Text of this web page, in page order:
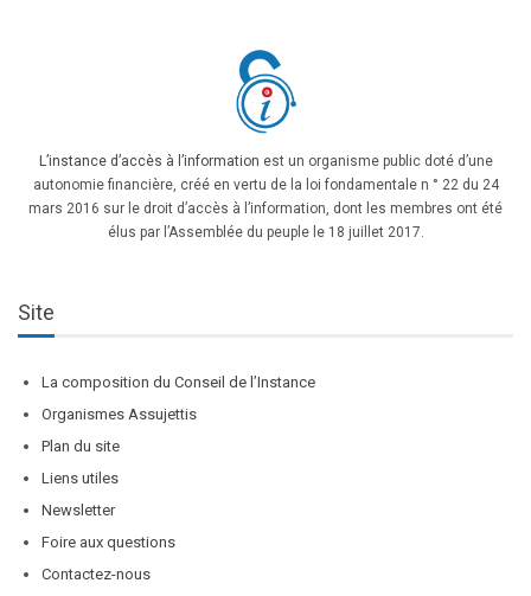
L’instance d’accès à l’information est un organisme public doté d’une
autonomie financière, créé en vertu de la loi fondamentale n ° 22 du 24
mars 2016 sur le droit d’accès à l’information, dont les membres ont été
élus par l’Assemblée du peuple le 18 juillet 2017.
Site
La composition du Conseil de l’Instance
Organismes Assujettis
Plan du site
Liens utiles
Newsletter
Foire aux questions
Contactez-nous